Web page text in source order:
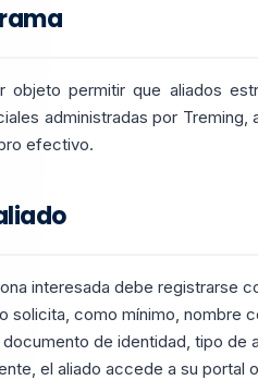
objeto permitir que aliados
administradas por Treming,
efectivo.
interesada debe registrarse
solicita, como mínimo, nombre
de identidad, tipo de
el aliado accede a su portal